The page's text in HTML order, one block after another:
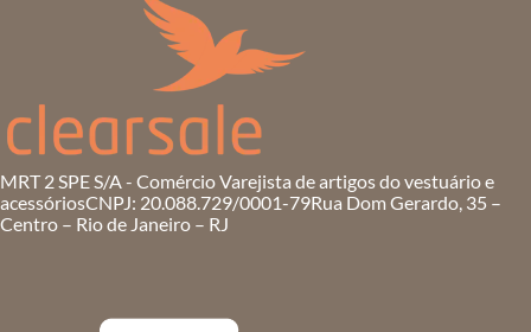
MRT 2 SPE S/A - Comércio Varejista de artigos do vestuário e
acessóriosCNPJ: 20.088.729/0001-79Rua Dom Gerardo, 35 –
Centro – Rio de Janeiro – RJ